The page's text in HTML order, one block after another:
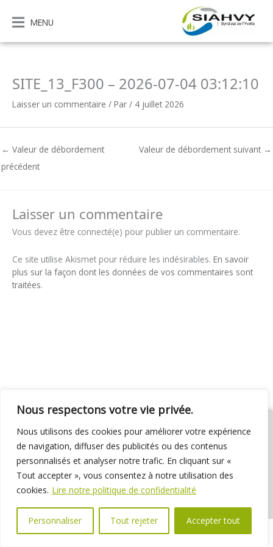
Nous respectons votre vie privée.
Nous utilisons des cookies pour améliorer votre expérience
de navigation, diffuser des publicités ou des contenus
personnalisés et analyser notre trafic. En cliquant sur «
Tout accepter », vous consentez à notre utilisation des
cookies. Lire notre politique de confidentialité
Personnaliser Tout rejeter Accepter tout
contenu
MENU
SITE_13_F300 – 2026-07-04 03:12:10
Laisser un commentaire / Par / 4 juillet 2026
← Valeur de débordement
précédent
Valeur de débordement suivant →
Laisser un commentaire
Vous devez être connecté(e) pour publier un commentaire.
Ce site utilise Akismet pour réduire les indésirables. En savoir
plus sur la façon dont les données de vos commentaires sont
traitées.
01 69 31 72 10 01 69 31 37 31
Nous contacter
Espace élus
Marchés publics Délibérations